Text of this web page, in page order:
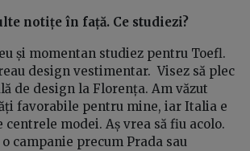
notițe în față. Ce studiezi?
și momentan studiez pentru Toefl.
design vestimentar. Visez să plec
de design la Florența. Am văzut
favorabile pentru mine, iar Italia e
modei. Aș vrea să fiu acolo.
campanie precum Prada sau